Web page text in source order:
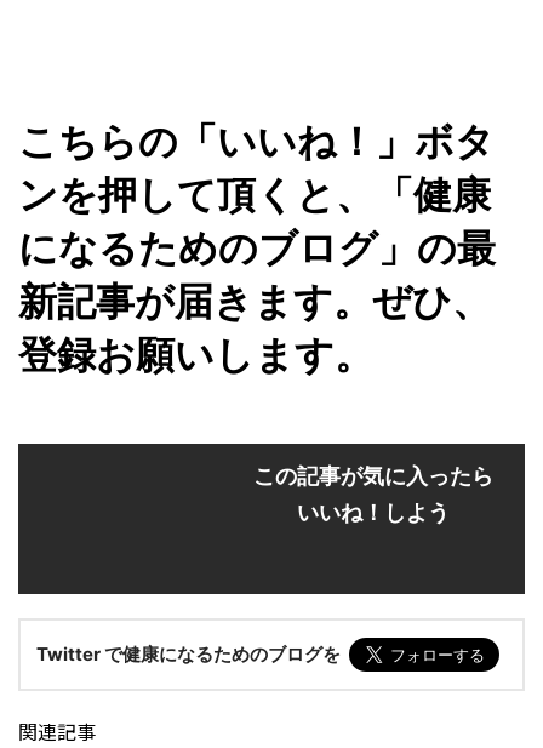
こちらの「いいね！」ボタ
ンを押して頂くと、「健康
になるためのブログ」の最
新記事が届きます。ぜひ、
登録お願いします。
この記事が気に入ったら
いいね！しよう
Twitter で健康になるためのブログを
関連記事